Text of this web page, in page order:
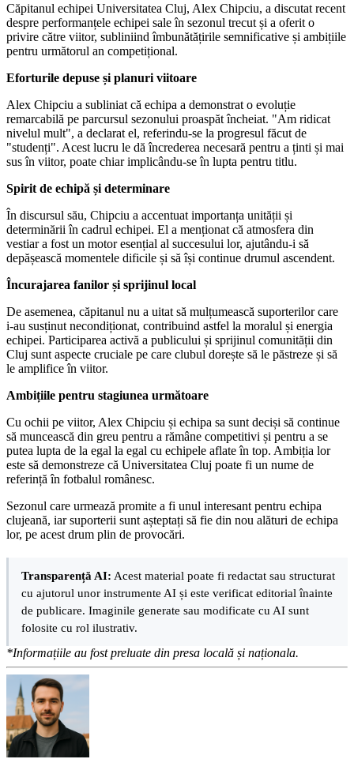
Căpitanul echipei Universitatea Cluj, Alex Chipciu, a discutat recent
despre performanțele echipei sale în sezonul trecut și a oferit o
privire către viitor, subliniind îmbunătățirile semnificative și ambițiile
pentru următorul an competițional.
Eforturile depuse și planuri viitoare
Alex Chipciu a subliniat că echipa a demonstrat o evoluție
remarcabilă pe parcursul sezonului proaspăt încheiat. "Am ridicat
nivelul mult", a declarat el, referindu-se la progresul făcut de
"studenți". Acest lucru le dă încrederea necesară pentru a ținti și mai
sus în viitor, poate chiar implicându-se în lupta pentru titlu.
Spirit de echipă și determinare
În discursul său, Chipciu a accentuat importanța unității și
determinării în cadrul echipei. El a menționat că atmosfera din
vestiar a fost un motor esențial al succesului lor, ajutându-i să
depășească momentele dificile și să își continue drumul ascendent.
Încurajarea fanilor și sprijinul local
De asemenea, căpitanul nu a uitat să mulțumească suporterilor care
i-au susținut necondiționat, contribuind astfel la moralul și energia
echipei. Participarea activă a publicului și sprijinul comunității din
Cluj sunt aspecte cruciale pe care clubul dorește să le păstreze și să
le amplifice în viitor.
Ambițiile pentru stagiunea următoare
Cu ochii pe viitor, Alex Chipciu și echipa sa sunt deciși să continue
să muncească din greu pentru a rămâne competitivi și pentru a se
putea lupta de la egal la egal cu echipele aflate în top. Ambiția lor
este să demonstreze că Universitatea Cluj poate fi un nume de
referință în fotbalul românesc.
Sezonul care urmează promite a fi unul interesant pentru echipa
clujeană, iar suporterii sunt așteptați să fie din nou alături de echipa
lor, pe acest drum plin de provocări.
Transparență AI: Acest material poate fi redactat sau structurat
cu ajutorul unor instrumente AI și este verificat editorial înainte
de publicare. Imaginile generate sau modificate cu AI sunt
folosite cu rol ilustrativ.
*Informațiile au fost preluate din presa locală și naționala.